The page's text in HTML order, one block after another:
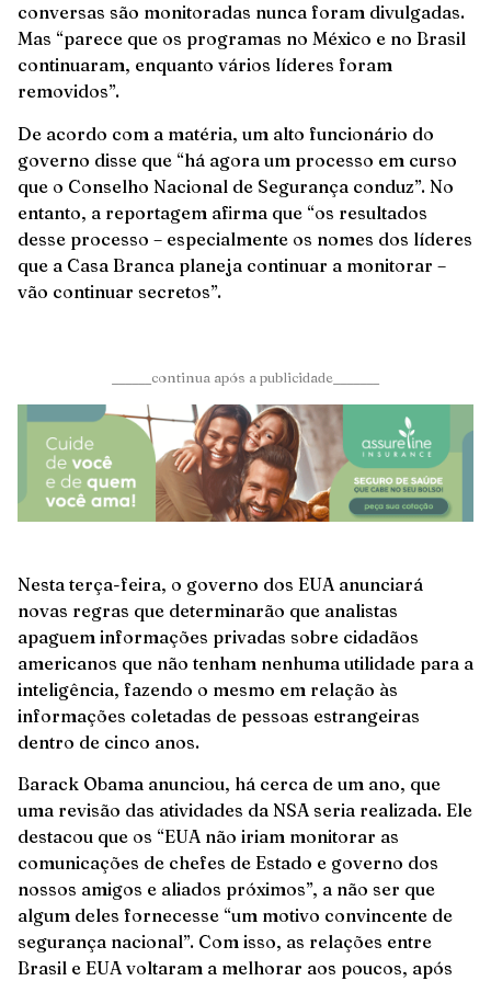
conversas são monitoradas nunca foram divulgadas.
Mas “parece que os programas no México e no Brasil
continuaram, enquanto vários líderes foram
removidos”.
De acordo com a matéria, um alto funcionário do
governo disse que “há agora um processo em curso
que o Conselho Nacional de Segurança conduz”. No
entanto, a reportagem afirma que “os resultados
desse processo – especialmente os nomes dos líderes
que a Casa Branca planeja continuar a monitorar –
vão continuar secretos”.
______continua após a publicidade_______
Nesta terça-feira, o governo dos EUA anunciará
novas regras que determinarão que analistas
apaguem informações privadas sobre cidadãos
americanos que não tenham nenhuma utilidade para a
inteligência, fazendo o mesmo em relação às
informações coletadas de pessoas estrangeiras
dentro de cinco anos.
Barack Obama anunciou, há cerca de um ano, que
uma revisão das atividades da NSA seria realizada. Ele
destacou que os “EUA não iriam monitorar as
comunicações de chefes de Estado e governo dos
nossos amigos e aliados próximos”, a não ser que
algum deles fornecesse “um motivo convincente de
segurança nacional”. Com isso, as relações entre
Brasil e EUA voltaram a melhorar aos poucos, após